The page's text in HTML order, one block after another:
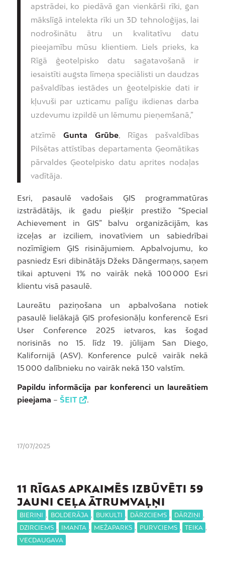
apstrādei, ko piedāvā gan vienkārši rīki, gan
mākslīgā intelekta rīki un 3D tehnoloģijas, lai
nodrošinātu ātru un kvalitatīvu datu
pieejamību mūsu klientiem. Liels prieks, ka
Rīgā ģeotelpisko datu sagatavošanā ir
iesaistīti augsta līmeņa speciālisti un daudzas
pašvaldības iestādes un ģeotelpiskie dati ir
kļuvuši par uzticamu palīgu ikdienas darba
uzdevumu izpildē un lēmumu pieņemšanā,”
atzīmē Gunta Grūbe, Rīgas pašvaldības
Pilsētas attīstības departamenta Ģeomātikas
pārvaldes Ģeotelpisko datu aprites nodaļas
vadītāja.
Esri, pasaulē vadošais ĢIS programmatūras
izstrādātājs, ik gadu piešķir prestižo “Special
Achievement in GIS” balvu organizācijām, kas
izceļas ar izciliem, inovatīviem un sabiedrībai
nozīmīgiem ĢIS risinājumiem. Apbalvojumu, ko
pasniedz Esri dibinātājs Džeks Dāngermaņs, saņem
tikai aptuveni 1% no vairāk nekā 100 000 Esri
klientu visā pasaulē.
Laureātu paziņošana un apbalvošana notiek
pasaulē lielākajā ĢIS profesionāļu konferencē Esri
User Conference 2025 ietvaros, kas šogad
norisinās no 15. līdz 19. jūlijam San Diego,
Kalifornijā (ASV). Konference pulcē vairāk nekā
15 000 dalībnieku no vairāk nekā 130 valstīm.
Papildu informācija par konferenci un laureātiem
pieejama – ŠEIT .
17/07/2025
11 RĪGAS APKAIMĒS IZBŪVĒTI 59
JAUNI CEĻA ĀTRUMVAĻŅI
BIERIŅI , BOLDERĀJA , BUKULTI , DĀRZCIEMS , DĀRZIŅI ,
DZIRCIEMS , IMANTA , MEŽAPARKS , PURVCIEMS , TEIKA ,
VECDAUGAVA